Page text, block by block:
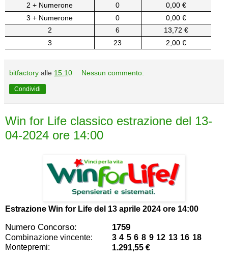
2 + Numerone
0
0,00 €
3 + Numerone
0
0,00 €
2
6
13,72 €
3
23 2,00 €
bitfactory alle 15:10 Nessun commento:
Condividi
Win for Life classico estrazione del 13-
04-2024 ore 14:00
Estrazione Win for Life del 13 aprile 2024 ore 14:00
Numero Concorso: 1759
Combinazione vincente:
3 4 5 6 8 9 12 13 16 18
Montepremi:
1.291,55 €